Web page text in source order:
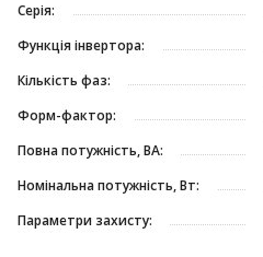
Серія:
Функція інвертора:
Кількість фаз:
Форм-фактор:
Повна потужність, ВА:
Номінальна потужність, Вт:
Параметри захисту: